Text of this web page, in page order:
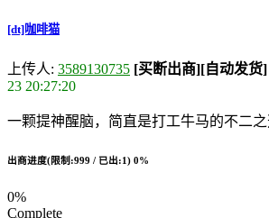
[dt]咖啡猫
上传人: 3589130735 [买断出商][自动发货]
23 20:27:20
一颗提神醒脑，简直是打工牛马的不二
出商进度(限制:999 / 已出:1) 0%
0%
Complete